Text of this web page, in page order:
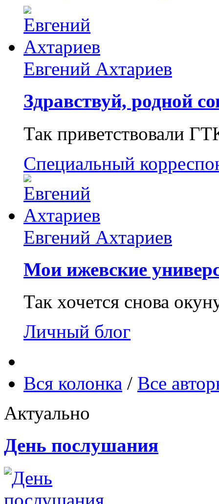
Евгений Ахтариев
Здравствуй, родной
Так приветствовали
Специальный
Евгений Ахтариев
Мои ижевские
Так хочется снова
Личный блог
Вся колонка / Все
Актуально
День послушания